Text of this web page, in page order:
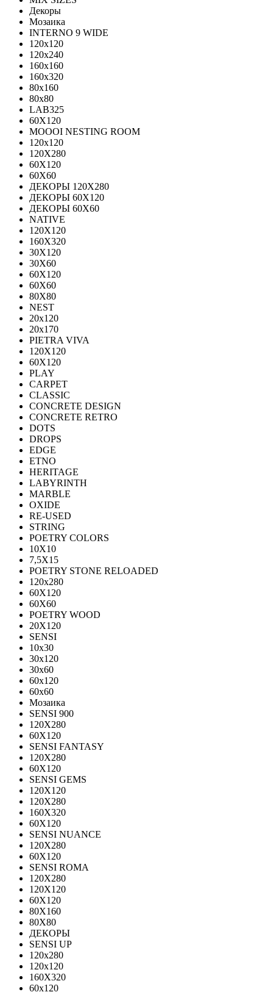
Декоры
Мозаика
INTERNO 9 WIDE
120x120
120x240
160x160
160x320
80x160
80x80
LAB325
60X120
MOOOI NESTING ROOM
120x120
120Х280
60Х120
60Х60
ДЕКОРЫ 120Х280
ДЕКОРЫ 60Х120
ДЕКОРЫ 60Х60
NATIVE
120Х120
160Х320
30X120
30X60
60X120
60X60
80Х80
NEST
20x120
20x170
PIETRA VIVA
120X120
60Х120
PLAY
CARPET
CLASSIC
CONCRETE DESIGN
CONCRETE RETRO
DOTS
DROPS
EDGE
ETNO
HERITAGE
LABYRINTH
MARBLE
OXIDE
RE-USED
STRING
POETRY COLORS
10Х10
7,5Х15
POETRY STONE RELOADED
120x280
60Х120
60Х60
POETRY WOOD
20Х120
SENSI
10x30
30x120
30x60
60x120
60x60
Мозаика
SENSI 900
120Х280
60X120
SENSI FANTASY
120Х280
60Х120
SENSI GEMS
120Х120
120Х280
160X320
60X120
SENSI NUANCE
120X280
60X120
SENSI ROMA
120X280
120Х120
60X120
80X160
80X80
ДЕКОРЫ
SENSI UP
120x280
120х120
160X320
60х120